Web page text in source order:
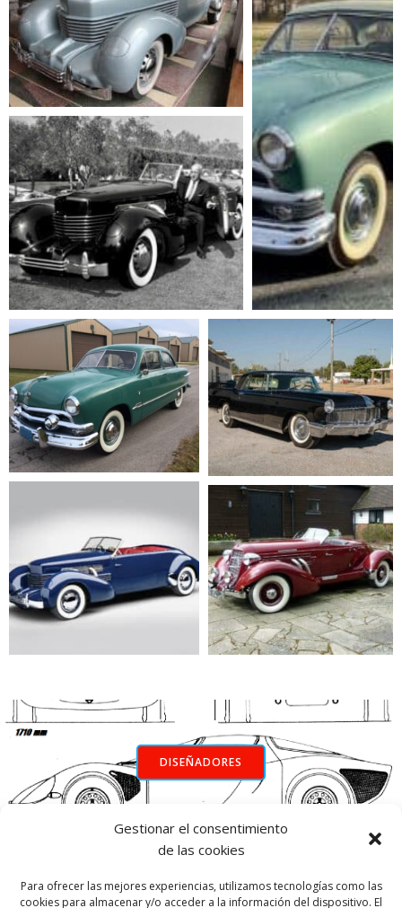
Gestionar el consentimiento
de las cookies
Para ofrecer las mejores experiencias, utilizamos tecnologías como las
cookies para almacenar y/o acceder a la información del dispositivo. El
DISEÑADORES
INICIO